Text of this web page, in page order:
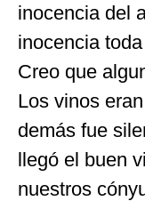
inocencia del
inocencia
Creo que
Los vinos
demás fue
llegó el buen
nuestros